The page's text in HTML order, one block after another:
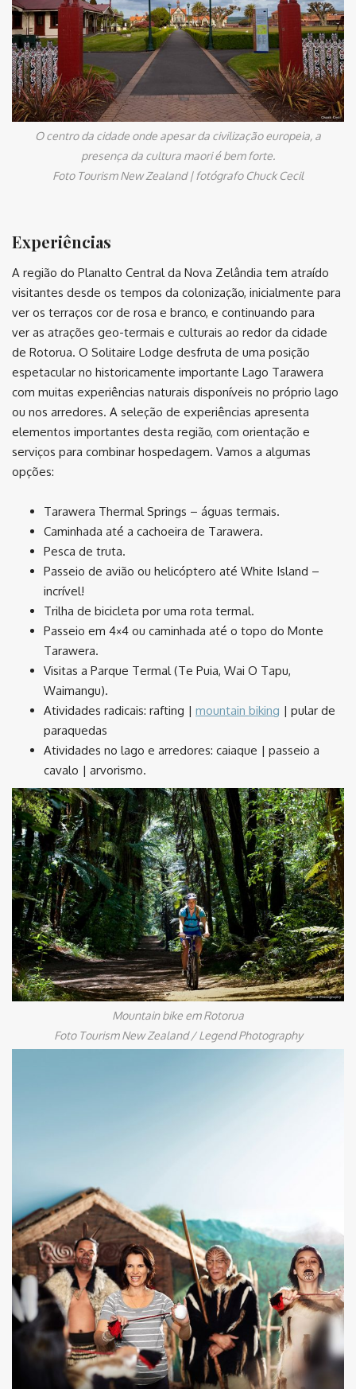
O centro da cidade onde apesar da civilização europeia, a
presença da cultura maori é bem forte.
Foto Tourism New Zealand | fotógrafo Chuck Cecil
Experiências
A região do Planalto Central da Nova Zelândia tem atraído
visitantes desde os tempos da colonização, inicialmente para
ver os terraços cor de rosa e branco, e continuando para
ver as atrações geo-termais e culturais ao redor da cidade
de Rotorua. O Solitaire Lodge desfruta de uma posição
espetacular no historicamente importante Lago Tarawera
com muitas experiências naturais disponíveis no próprio lago
ou nos arredores. A seleção de experiências apresenta
elementos importantes desta região, com orientação e
serviços para combinar hospedagem. Vamos a algumas
opções:
Tarawera Thermal Springs – águas termais.
Caminhada até a cachoeira de Tarawera.
Pesca de truta.
Passeio de avião ou helicóptero até White Island –
incrível!
Trilha de bicicleta por uma rota termal.
Passeio em 4×4 ou caminhada até o topo do Monte
Tarawera.
Visitas a Parque Termal (Te Puia, Wai O Tapu,
Waimangu).
Atividades radicais: rafting | mountain biking | pular de
paraquedas
Atividades no lago e arredores: caiaque | passeio a
cavalo | arvorismo.
Mountain bike em Rotorua
Foto Tourism New Zealand / Legend Photography